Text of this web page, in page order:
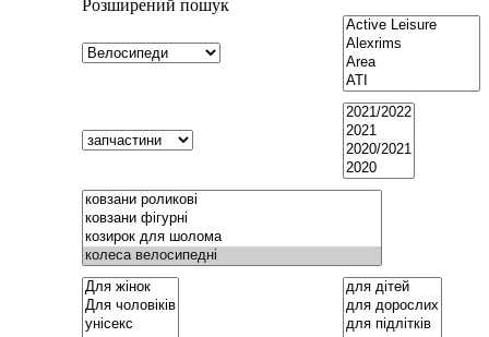
Розширений пошук